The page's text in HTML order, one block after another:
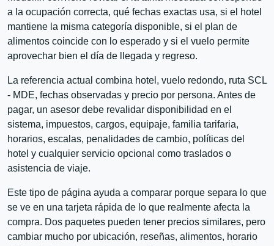
a la ocupación correcta, qué fechas exactas usa, si el hotel
mantiene la misma categoría disponible, si el plan de
alimentos coincide con lo esperado y si el vuelo permite
aprovechar bien el día de llegada y regreso.
La referencia actual combina hotel, vuelo redondo, ruta SCL
- MDE, fechas observadas y precio por persona. Antes de
pagar, un asesor debe revalidar disponibilidad en el
sistema, impuestos, cargos, equipaje, familia tarifaria,
horarios, escalas, penalidades de cambio, políticas del
hotel y cualquier servicio opcional como traslados o
asistencia de viaje.
Este tipo de página ayuda a comparar porque separa lo que
se ve en una tarjeta rápida de lo que realmente afecta la
compra. Dos paquetes pueden tener precios similares, pero
cambiar mucho por ubicación, reseñas, alimentos, horario